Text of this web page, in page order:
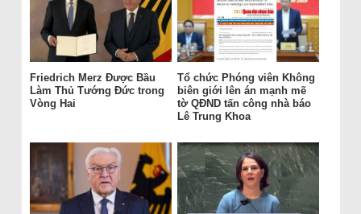
Friedrich Merz Được Bầu
Làm Thủ Tướng Đức trong
Vòng Hai
Tổ chức Phóng viên Không
biên giới lên án mạnh mẽ
tờ QĐND tấn công nhà báo
Lê Trung Khoa